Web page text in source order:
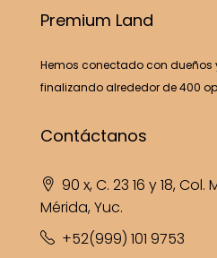
Premium Land
Hemos conectado con dueños
finalizando alrededor de 400
Contáctanos
90 x, C. 23 16 y 18, Col.
Mérida, Yuc.
+52(999) 101 9753